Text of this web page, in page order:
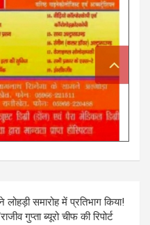
समारोह में प्रतिभाग किया!
गुप्ता ब्यूरो चीफ की रिपोर्ट